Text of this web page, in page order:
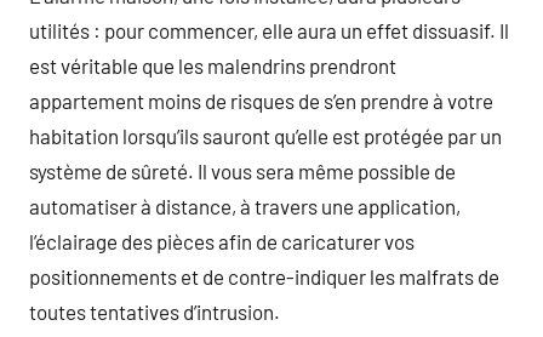
utilités : pour commencer, elle aura un effet dissuasif. Il
est véritable que les malendrins prendront
appartement moins de risques de s’en prendre à votre
habitation lorsqu’ils sauront qu’elle est protégée par un
système de sûreté. Il vous sera même possible de
automatiser à distance, à travers une application,
l’éclairage des pièces afin de caricaturer vos
positionnements et de contre-indiquer les malfrats de
toutes tentatives d’intrusion.